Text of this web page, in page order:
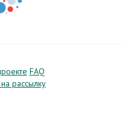
FAQ
рассылку